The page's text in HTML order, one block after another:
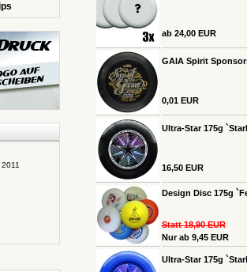
ab 24,00 EUR
GAIA Spirit
0,01 EUR
Ultra-Star 175g
16,50 EUR
Design Disc 175g
Statt 18,90 EUR
Nur ab 9,45 EUR
Ultra-Star 175g